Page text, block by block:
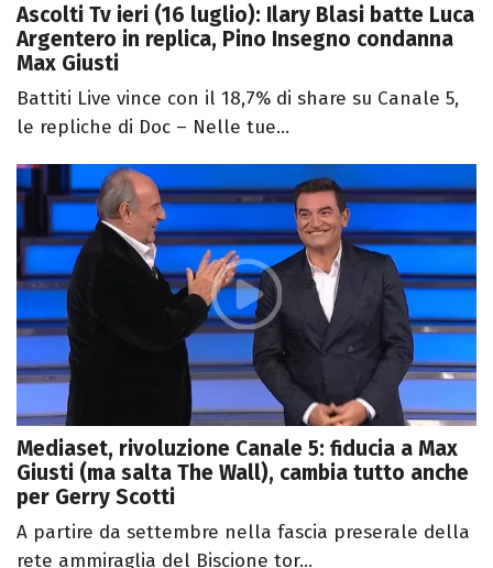
Ascolti Tv ieri (16 luglio): Ilary Blasi batte Luca
Argentero in replica, Pino Insegno condanna
Max Giusti
Battiti Live vince con il 18,7% di share su Canale 5,
le repliche di Doc – Nelle tue...
Mediaset, rivoluzione Canale 5: fiducia a Max
Giusti (ma salta The Wall), cambia tutto anche
per Gerry Scotti
A partire da settembre nella fascia preserale della
rete ammiraglia del Biscione tor...